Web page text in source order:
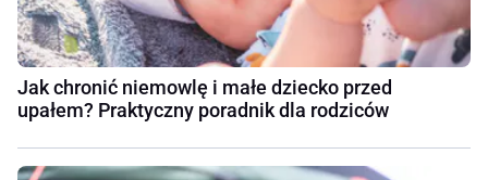
Jak chronić niemowlę i małe dziecko przed
upałem? Praktyczny poradnik dla rodziców